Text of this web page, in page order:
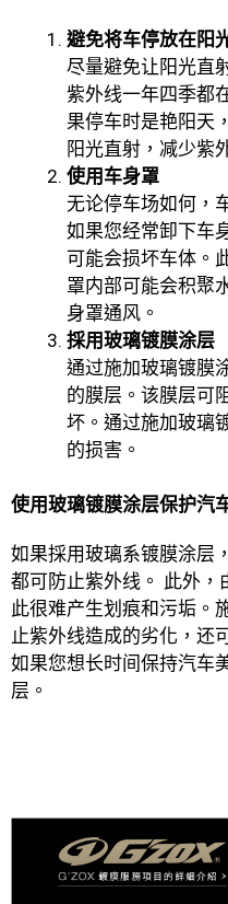
避免将车停放在阳
尽量避免让阳光直
紫外线一年四季都
果停车时是艳阳天
阳光直射，减少紫
使用车身罩
无论停车场如何，
如果您经常卸下车
可能会损坏车体。
罩内部可能会积聚
身罩通风。
採用玻璃镀膜涂层
通过施加玻璃镀膜
的膜层。该膜层可
坏。通过施加玻璃
的损害。
使用玻璃镀膜涂层保护汽
如果採用玻璃系镀膜涂层
都可防止紫外线。 此外，
此很难产生划痕和污垢。
止紫外线造成的劣化，还
如果您想长时间保持汽车
层。